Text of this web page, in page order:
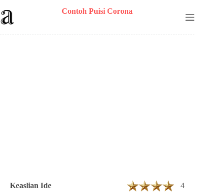
to
content
Contoh Puisi Corona
Keaslian Ide 4